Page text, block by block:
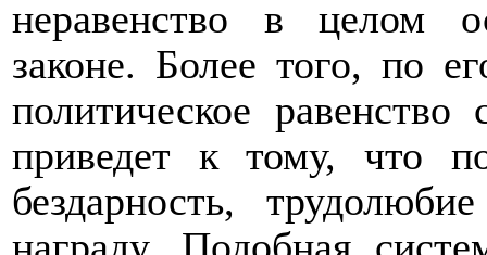
неравенство в целом
законе. Более того, по
политическое
приведет к тому, что
бездарность,